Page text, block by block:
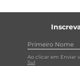
Ao clicar em Enviar
Sul